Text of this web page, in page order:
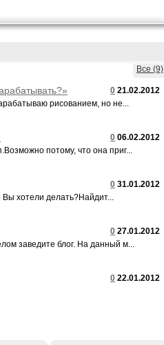
Все (9)
0 21.02.2012
рисованием, но не...
0 06.02.2012
потому, что она приг...
0 31.01.2012
хотели делать?Найдит...
0 27.01.2012
заведите блог. На данный м...
0 22.01.2012